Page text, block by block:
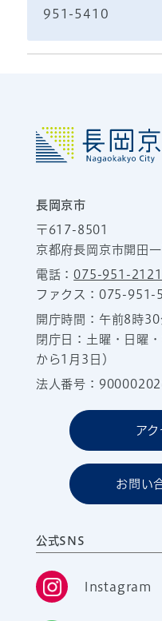
951-5410
長岡京市
〒617-8501
京都府長岡京市開田
電話：075-951-2121
ファクス：075-951-
開庁時間：午前8時
閉庁日：土曜・日曜
から1月3日）
法人番号：
ア
お問い
公式SNS
Instagram